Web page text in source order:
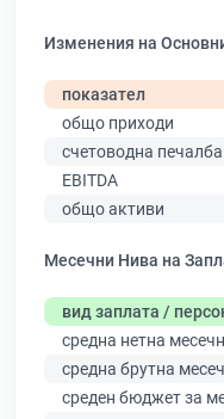
Изменения на
показател
общо приходи
счетоводна печалба
EBITDA
общо активи
Месечни Нива на
вид заплата /
средна нетна
средна брутна
среден бюджет за